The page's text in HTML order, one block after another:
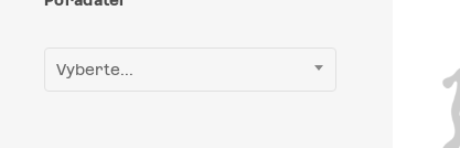
Vyberte...